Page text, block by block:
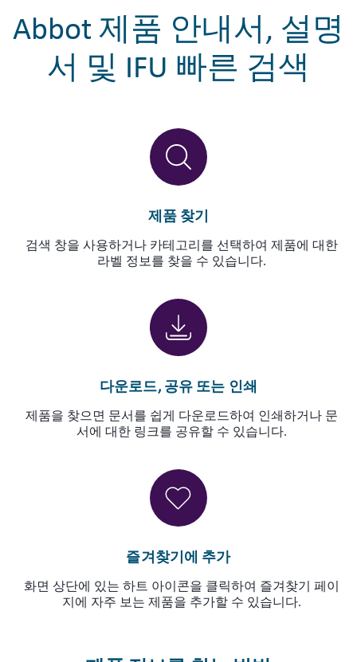
Abbot 제품 안내서, 설명
서 및 IFU 빠른 검색
제품 찾기
검색 창을 사용하거나 카테고리를 선택하여 제품에 대한
라벨 정보를 찾을 수 있습니다.
다운로드, 공유 또는 인쇄
제품을 찾으면 문서를 쉽게 다운로드하여 인쇄하거나 문
서에 대한 링크를 공유할 수 있습니다.
즐겨찾기에 추가
화면 상단에 있는 하트 아이콘을 클릭하여 즐겨찾기 페이
지에 자주 보는 제품을 추가할 수 있습니다.